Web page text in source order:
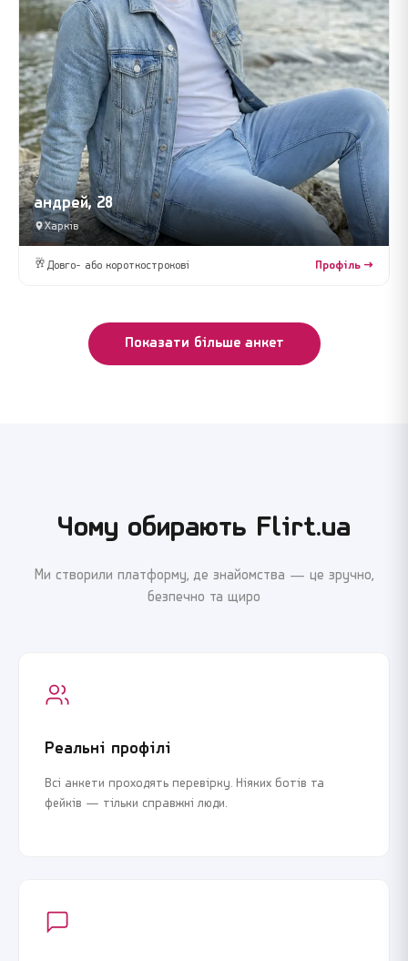
андрей, 28
Харків
🥂 Довго- або короткострокові Профіль →
Показати більше анкет
Чому обирають Flirt.ua
Ми створили платформу, де знайомства — це зручно,
безпечно та щиро
Реальні профілі
Всі анкети проходять перевірку. Ніяких ботів та
фейків — тільки справжні люди.